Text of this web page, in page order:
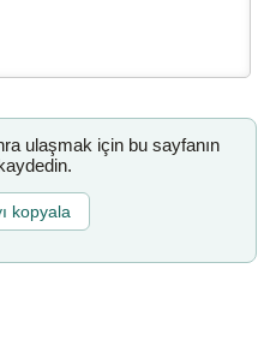
ulaşmak için bu sayfanın
kopyala